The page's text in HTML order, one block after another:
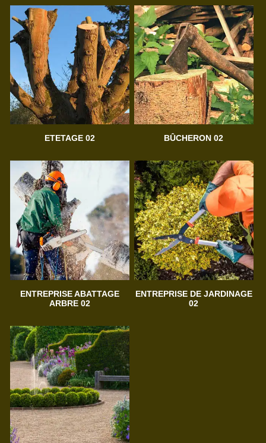
ETETAGE 02 BÛCHERON 02
ENTREPRISE ABATTAGE
ARBRE 02
ENTREPRISE DE JARDINAGE
02